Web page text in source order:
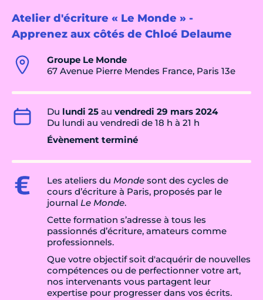
Atelier d'écriture « Le Monde » -
Apprenez aux côtés de Chloé Delaume
Groupe Le Monde
67 Avenue Pierre Mendes France, Paris 13e
Du lundi 25 au vendredi 29 mars 2024
Du lundi au vendredi de 18 h à 21 h
Évènement terminé
Les ateliers du Monde sont des cycles de
cours d’écriture à Paris, proposés par le
journal Le Monde.
Cette formation s’adresse à tous les
passionnés d’écriture, amateurs comme
professionnels.
Que votre objectif soit d'acquérir de nouvelles
compétences ou de perfectionner votre art,
nos intervenants vous partagent leur
expertise pour progresser dans vos écrits.